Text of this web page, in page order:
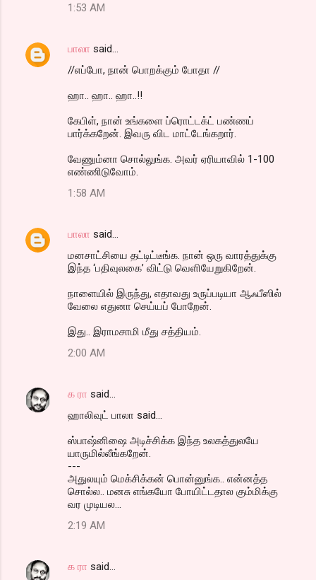
1:53 AM
பாலா said…
//எப்போ, நான் பொறக்கும் போதா //
ஹா.. ஹா.. ஹா..!!
கேபிள், நான் உங்களை ப்ரொட்டக்ட் பண்ணப்
பார்க்கறேன். இவரு விட மாட்டேங்கறார்.
வேணும்னா சொல்லுங்க. அவர் ஏரியாவில் 1-100
எண்ணிடுவோம்.
1:58 AM
பாலா said…
மனசாட்சியை தட்டிட்டீங்க. நான் ஒரு வாரத்துக்கு
இந்த ‘பதிவுலகை’ விட்டு வெளியேறுகிறேன்.
நாளையில் இருந்து, எதாவது உருப்படியா ஆஃபீஸில்
வேலை எதுனா செய்யப் போறேன்.
இது.. இராமசாமி மீது சத்தியம்.
2:00 AM
க ரா said…
ஹாலிவுட் பாலா said...
ஸ்பாஷ்னிஷை அடிச்சிக்க இந்த உலகத்துலயே
யாருமில்லீங்கறேன்.
---
அதுலயும் மெக்சிக்கன் பொன்னுங்க.. என்னத்த
சொல்ல.. மனசு எங்கயோ போயிட்டதால கும்மிக்கு
வர முடியல...
2:19 AM
க ரா said…